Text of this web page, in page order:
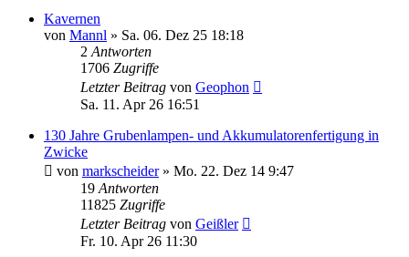
Kavernen
von Mannl » Sa. 06. Dez 25 18:18
2 Antworten
1706 Zugriffe
Letzter Beitrag von Geophon
Sa. 11. Apr 26 16:51
130 Jahre Grubenlampen- und Akkumulatorenfertigung in
Zwicke
von markscheider» Mo. 22. Dez 14 9:47
19 Antworten
11825 Zugriffe
Letzter Beitrag von Geißler
Fr. 10. Apr 26 11:30